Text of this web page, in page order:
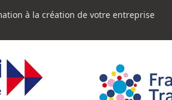
à la création de votre entreprise